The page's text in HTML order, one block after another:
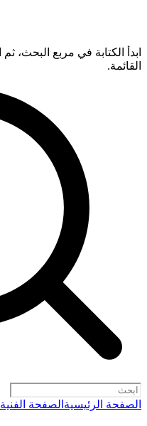
القائمة.
الصفحة الرئيسية الصفحة الفنية